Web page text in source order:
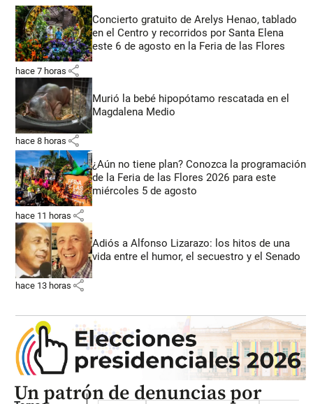
Concierto gratuito de Arelys Henao, tablado
en el Centro y recorridos por Santa Elena
este 6 de agosto en la Feria de las Flores
hace 7 horas share
Murió la bebé hipopótamo rescatada en el
Magdalena Medio
hace 8 horas share
¿Aún no tiene plan? Conozca la programación
de la Feria de las Flores 2026 para este
miércoles 5 de agosto
hace 11 horas share
Adiós a Alfonso Lizarazo: los hitos de una
vida entre el humor, el secuestro y el Senado
hace 13 horas share
Un patrón de denuncias por